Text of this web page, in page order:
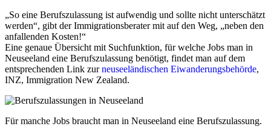
„So eine Berufszulassung ist aufwendig und sollte nicht unterschätzt
werden“, gibt der Immigrationsberater mit auf den Weg, „neben den
anfallenden Kosten!“
Eine genaue Übersicht mit Suchfunktion, für welche Jobs man in
Neuseeland eine Berufszulassung benötigt, findet man auf dem
entsprechenden Link zurneuseeländischen Eiwanderungsbehörde,
INZ, Immigration New Zealand.
Für manche Jobs braucht man in Neuseeland eine Berufszulassung.